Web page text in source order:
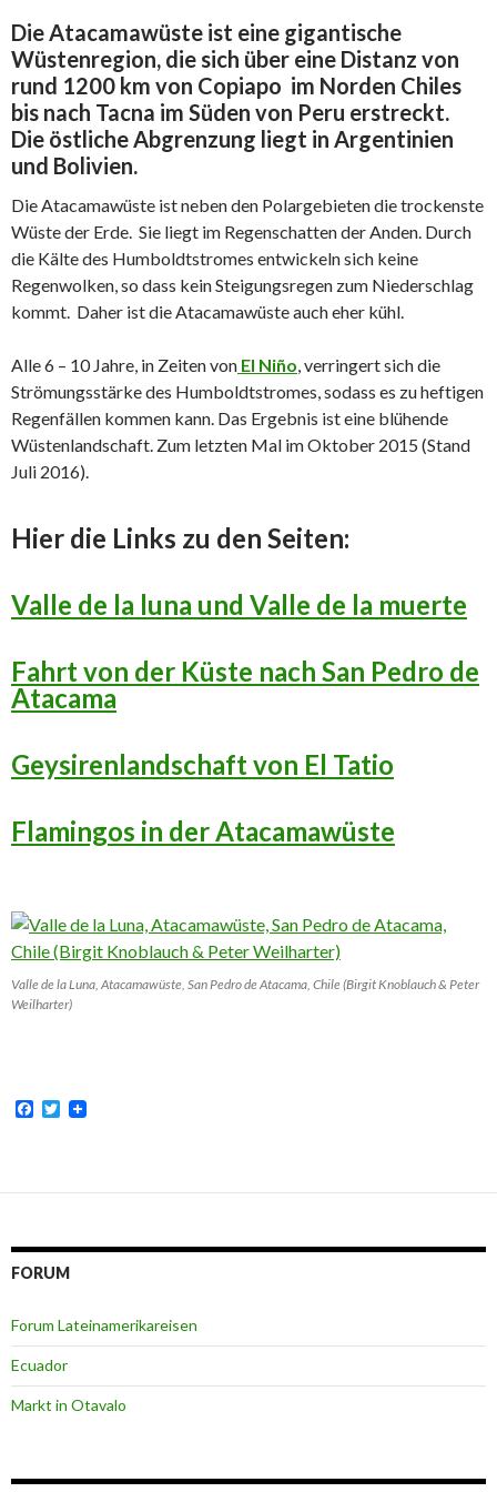
Die Atacamawüste ist eine gigantische
Wüstenregion, die sich über eine Distanz von
rund 1200 km von Copiapo im Norden Chiles
bis nach Tacna im Süden von Peru erstreckt.
Die östliche Abgrenzung liegt in Argentinien
und Bolivien.
Die Atacamawüste ist neben den Polargebieten die trockenste
Wüste der Erde. Sie liegt im Regenschatten der Anden. Durch
die Kälte des Humboldtstromes entwickeln sich keine
Regenwolken, so dass kein Steigungsregen zum Niederschlag
kommt. Daher ist die Atacamawüste auch eher kühl.
Alle 6 – 10 Jahre, in Zeiten von El Niño, verringert sich die
Strömungsstärke des Humboldtstromes, sodass es zu heftigen
Regenfällen kommen kann. Das Ergebnis ist eine blühende
Wüstenlandschaft. Zum letzten Mal im Oktober 2015 (Stand
Juli 2016).
Hier die Links zu den Seiten:
Valle de la luna und Valle de la muerte
Fahrt von der Küste nach San Pedro de
Atacama
Geysirenlandschaft von El Tatio
Flamingos in der Atacamawüste
Valle de la Luna, Atacamawüste, San Pedro de Atacama, Chile (Birgit Knoblauch & Peter
Weilharter)
F
o
T
e
FORUM
Forum Lateinamerikareisen
Ecuador
Markt in Otavalo